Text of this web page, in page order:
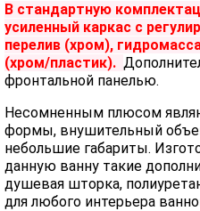
В стандартную
усиленный каркас с
перелив (хром),
(хром/пластик).
фронтальной панелью.
Несомненным плюсом
формы, внушительный
небольшие габариты.
данную ванну такие
душевая шторка,
для любого интерьера